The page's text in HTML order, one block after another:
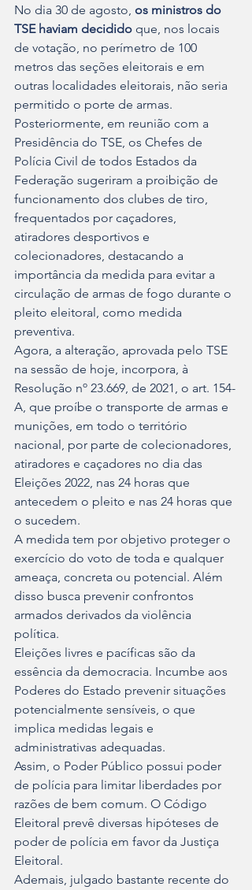
No dia 30 de agosto, os ministros do
TSE haviam decidido que, nos locais
de votação, no perímetro de 100
metros das seções eleitorais e em
outras localidades eleitorais, não seria
permitido o porte de armas.
Posteriormente, em reunião com a
Presidência do TSE, os Chefes de
Polícia Civil de todos Estados da
Federação sugeriram a proibição de
funcionamento dos clubes de tiro,
frequentados por caçadores,
atiradores desportivos e
colecionadores, destacando a
importância da medida para evitar a
circulação de armas de fogo durante o
pleito eleitoral, como medida
preventiva.
Agora, a alteração, aprovada pelo TSE
na sessão de hoje, incorpora, à
Resolução nº 23.669, de 2021, o art. 154-
A, que proíbe o transporte de armas e
munições, em todo o território
nacional, por parte de colecionadores,
atiradores e caçadores no dia das
Eleições 2022, nas 24 horas que
antecedem o pleito e nas 24 horas que
o sucedem.
A medida tem por objetivo proteger o
exercício do voto de toda e qualquer
ameaça, concreta ou potencial. Além
disso busca prevenir confrontos
armados derivados da violência
política.
Eleições livres e pacíficas são da
essência da democracia. Incumbe aos
Poderes do Estado prevenir situações
potencialmente sensíveis, o que
implica medidas legais e
administrativas adequadas.
Assim, o Poder Público possui poder
de polícia para limitar liberdades por
razões de bem comum. O Código
Eleitoral prevê diversas hipóteses de
poder de polícia em favor da Justiça
Eleitoral.
Ademais, julgado bastante recente do